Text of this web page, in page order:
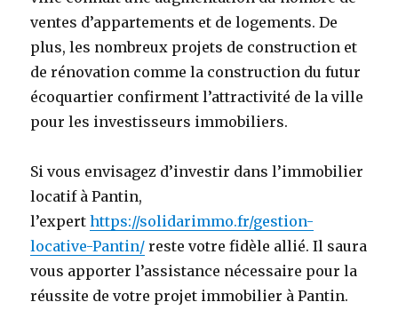
ventes d’appartements et de logements. De
plus, les nombreux projets de construction et
de rénovation comme la construction du futur
écoquartier confirment l’attractivité de la ville
pour les investisseurs immobiliers.
Si vous envisagez d’investir dans l’immobilier
locatif à Pantin,
l’experthttps://solidarimmo.fr/gestion-
locative-Pantin/ reste votre fidèle allié. Il saura
vous apporter l’assistance nécessaire pour la
réussite de votre projet immobilier à Pantin.